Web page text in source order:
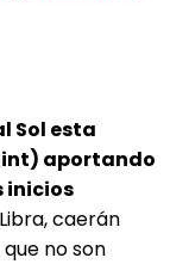
Sol esta
aportando
inicios
caerán
no son